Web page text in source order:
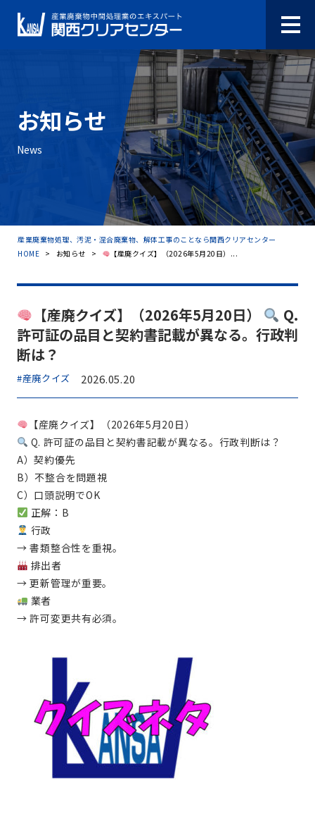
お知らせ
News
産業廃棄物処理、汚泥・混合廃棄物、解体工事のことなら関西クリアセンター
HOME > お知らせ > 【産廃クイズ】（2026年5月20日）...
【産廃クイズ】（2026年5月20日）
Q.
許可証の品目と契約書記載が異なる。行政判
断は？
#産廃クイズ 2026.05.20
【産廃クイズ】（2026年5月20日）
Q. 許可証の品目と契約書記載が異なる。行政判断は？
A）契約優先
B）不整合を問題視
C）口頭説明でOK
正解：B
行政
→ 書類整合性を重視。
排出者
→ 更新管理が重要。
業者
→ 許可変更共有必須。